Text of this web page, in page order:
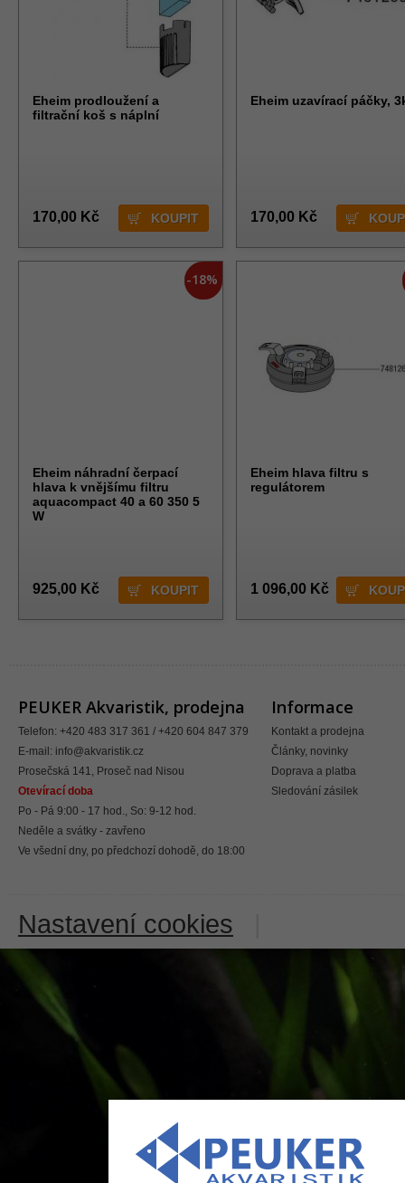
Eheim prodloužení a
filtrační koš s náplní
170,00 Kč
Eheim uzavírací páčky,
170,00 Kč
-18%
Eheim náhradní čerpací
hlava k vnějšímu filtru
aquacompact 40 a 60 350 5
W
925,00 Kč
Eheim hlava filtru s
regulátorem
1 096,00 Kč
PEUKER Akvaristik, prodejna
Telefon: +420 483 317 361 / +420 604 847 379
E-mail: info@akvaristik.cz
Prosečská 141, Proseč nad Nisou
Otevírací doba
Po - Pá 9:00 - 17 hod., So: 9-12 hod.
Neděle a svátky - zavřeno
Ve všední dny, po předchozí dohodě, do 18:00
Informace
Kontakt a prodejna
Články, novinky
Doprava a platba
Sledování zásilek
Nastavení cookies